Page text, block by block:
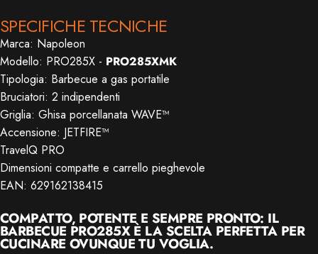
SPECIFICHE TECNICHE
Marca: Napoleon
Modello: PRO285X - PRO285XMK
Tipologia: Barbecue a gas portatile
Bruciatori: 2 indipendenti
Griglia: Ghisa porcellanata WAVE™
Accensione: JETFIRE™
TravelQ PRO
Dimensioni compatte e carrello pieghevole
EAN: 629162138415
COMPATTO, POTENTE E SEMPRE PRONTO: IL
BARBECUE PRO285X È LA SCELTA PERFETTA PER
CUCINARE OVUNQUE TU VOGLIA.